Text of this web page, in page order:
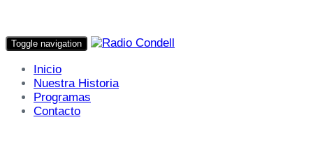
Toggle navigation
Inicio
Nuestra Historia
Programas
Contacto